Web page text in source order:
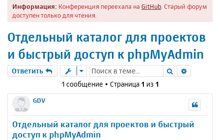
к
м
Информация: Конференция переехала на GitHub . Старый форум
доступен только для чтения.
Отдельный каталог для проектов
и быстрый доступ к phpMyAdmin
Ответить Поиск
1 сообщение • Страница 1 из 1
GDV
Отдельный каталог для проектов и быстрый
доступ к phpMyAdmin